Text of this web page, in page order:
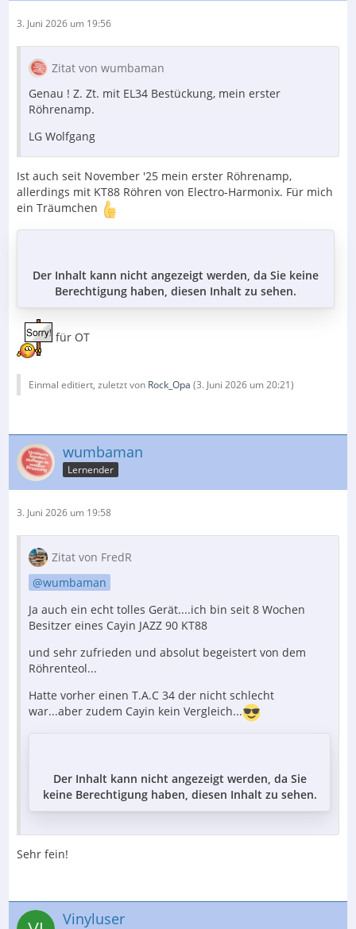
3. Juni 2026 um 19:56
Zitat von wumbaman
Genau ! Z. Zt. mit EL34 Bestückung, mein erster
Röhrenamp.
LG Wolfgang
Ist auch seit November '25 mein erster Röhrenamp,
allerdings mit KT88 Röhren von Electro-Harmonix. Für mich
ein Träumchen
Der Inhalt kann nicht angezeigt werden, da Sie keine
Berechtigung haben, diesen Inhalt zu sehen.
für OT
Einmal editiert, zuletzt von Rock_Opa (3. Juni 2026 um 20:21)
wumbaman
Lernender
3. Juni 2026 um 19:58
Zitat von FredR
wumbaman
Ja auch ein echt tolles Gerät....ich bin seit 8 Wochen
Besitzer eines Cayin JAZZ 90 KT88
und sehr zufrieden und absolut begeistert von dem
Röhrenteol...
Hatte vorher einen T.A.C 34 der nicht schlecht
war...aber zudem Cayin kein Vergleich...
Der Inhalt kann nicht angezeigt werden, da Sie
keine Berechtigung haben, diesen Inhalt zu sehen.
Sehr fein!
Vinyluser